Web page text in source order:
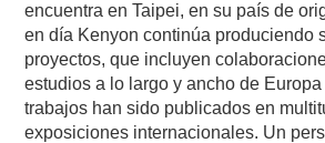
encuentra en Taipei, en su país de
en día Kenyon continúa produciendo
proyectos, que incluyen
estudios a lo largo y ancho de
trabajos han sido publicados en
exposiciones internacionales. Un